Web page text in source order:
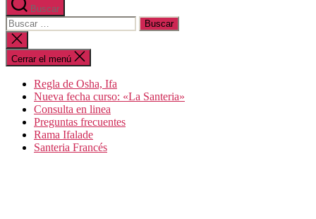
Buscar
Buscar:
Cerrar
la
búsqueda
Cerrar el menú
Regla de Osha, Ifa
Nueva fecha curso: «La Santeria»
Consulta en linea
Preguntas frecuentes
Rama Ifalade
Santeria Francés